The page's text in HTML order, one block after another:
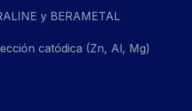
y BERAMETAL
catódica (Zn, Al, Mg)